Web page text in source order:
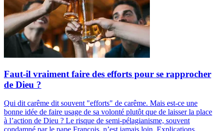
Faut-il vraiment faire des efforts pour se rapprocher
de Dieu ?
Qui dit carême dit souvent "efforts" de carême. Mais est-ce une
bonne idée de faire usage de sa volonté plutôt que de laisser la place
à l’action de Dieu ? Le risque de semi-pélagianisme, souvent